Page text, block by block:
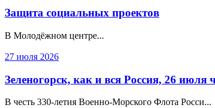
Защита социальных проектов
В Молодёжном центре...
27 июля 2026
Зеленогорск, как и вся Россия, 26 июля
В честь 330‑летия Военно‑Морского Флота Росси...